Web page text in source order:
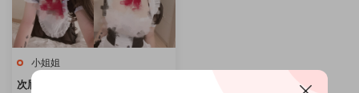
小姐姐
次屁啦 – COSPLAY写真合集 [持